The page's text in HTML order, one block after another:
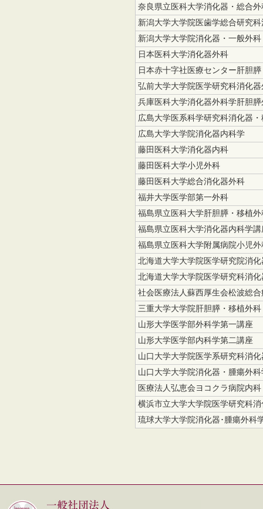
奈良県立医科大学消化器・総合
新潟大学大学院医歯学総合研究
新潟大学大学院消化器・一般外科
日本医科大学消化器外科
日本赤十字社医療センター肝胆
弘前大学大学院医学研究科消化
兵庫医科大学消化器外科学肝胆膵
広島大学医系科学研究科消化器
広島大学大学院消化器内科学
藤田医科大学消化器内科
藤田医科大学小児外科
藤田医科大学総合消化器外科
福井大学医学部第一外科
福島県立医科大学肝胆膵・移植
福島県立医科大学消化器内科学講
福島県立医科大学附属病院小児外
北海道大学大学院医学研究院消
北海道大学大学院医学研究科消
社会医療法人蘇西厚生会松波総
三重大学大学院肝胆膵・移植外科
山形大学医学部外科学第一講座
山形大学医学部内科学第二講座
山口大学大学院医学系研究科消
山口大学大学院消化器・腫瘍外科
医療法人弘恵会ヨコクラ病院内科
横浜市立大学大学院医学研究科
琉球大学大学院消化器･腫瘍外科